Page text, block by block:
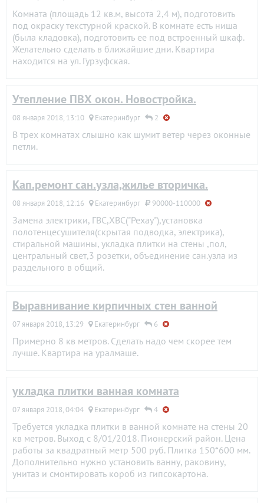
Комната (площадь 12 кв.м, высота 2,4 м), подготовить
под окраску текстурной краской. В комнате есть ниша
(была кладовка), подготовить ее под встроенный шкаф.
Желательно сделать в ближайшие дни. Квартира
находится на ул. Гурзуфская.
Утепление ПВХ окон. Новостройка.
08 января 2018, 13:10 Екатеринбург 2
В трех комнатах слышно как шумит ветер через оконные
петли.
Кап.ремонт сан.узла,жилье вторичка.
08 января 2018, 12:16 Екатеринбург 90000-110000
Замена электрики, ГВС,ХВС("Рехау"),установка
полотенцесушителя(скрытая подводка, электрика),
стиральной машины, укладка плитки на стены ,пол,
центральный свет,3 розетки, объединение сан.узла из
раздельного в общий.
Выравнивание кирпичных стен ванной
07 января 2018, 13:29 Екатеринбург 6
Примерно 8 кв метров. Сделать надо чем скорее тем
лучше. Квартира на уралмаше.
укладка плитки ванная комната
07 января 2018, 04:04 Екатеринбург 4
Требуется укладка плитки в ванной комнате на стены 20
кв метров. Выход с 8/01/2018. Пионерский район. Цена
работы за квадратный метр 500 руб. Плитка 150*600 мм.
Дополнительно нужно установить ванну, раковину,
унитаз и смонтировать короб из гипсокартона.